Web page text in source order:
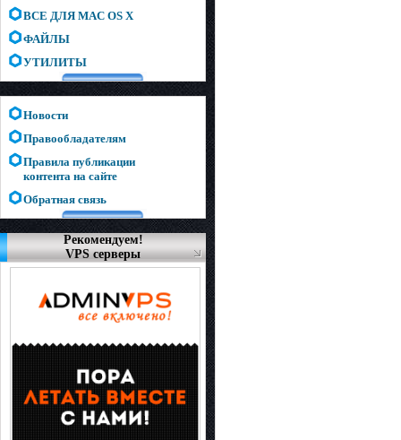
ВСЕ ДЛЯ MAC OS X
ФАЙЛЫ
УТИЛИТЫ
Новости
Правообладателям
Правила публикации
контента на сайте
Обратная связь
Рекомендуем!
VPS серверы